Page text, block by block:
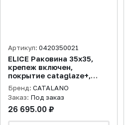
Артикул: 0420350021
ELICE Раковина 35x35,
крепеж включен,
покрытие cataglaze+,
белая матовая
Бренд: CATALANO
Заказ: Под заказ
26 695.00 ₽